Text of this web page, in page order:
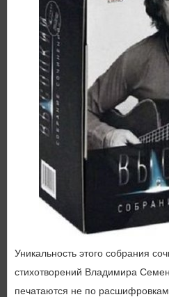
Уникальность этого собрания
стихотворений Владимира
печатаются не по